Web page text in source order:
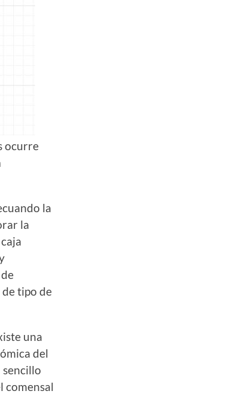
ocurre
la
la
tipo de
una
del
sencillo
comensal